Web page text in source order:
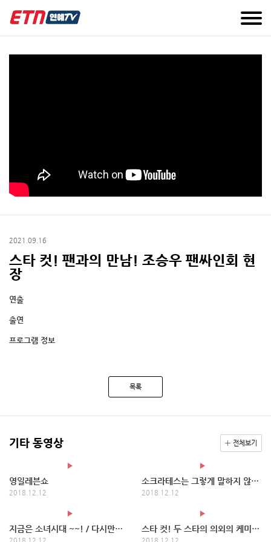
2021.09.16
스타 컷! 팬과의 만남! 조승우 팬싸인회 현
장
연출
출연
프로그램 정보
목록
기타 동영상 전체보기
영일레븐쇼
2018.12.12
소크라테스는 그렇게 말하지 않았다
2018.12.12
지금은 소녀시대 ~~! / 다시만난세계 / 이티엔 자율주행 / 강제소환 스타 컷! 두 스타의 의외의 케미! 조승우, 김태희 촬영 현장